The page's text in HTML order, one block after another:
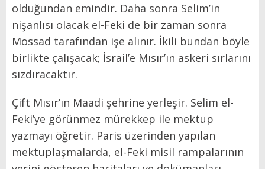
olduğundan emindir. Daha sonra Selim’in
nişanlısı olacak el-Feki de bir zaman sonra
Mossad tarafından işe alınır. İkili bundan böyle
birlikte çalışacak; İsrail’e Mısır’ın askeri sırlarını
sızdıracaktır.
Çift Mısır’ın Maadi şehrine yerleşir. Selim el-
Feki’ye görünmez mürekkep ile mektup
yazmayı öğretir. Paris üzerinden yapılan
mektuplaşmalarda, el-Feki misil rampalarının